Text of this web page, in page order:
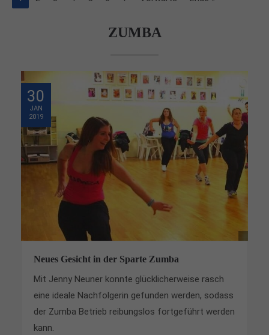
ZUMBA
30
JAN
2019
Neues Gesicht in der Sparte Zumba
Mit Jenny Neuner konnte glücklicherweise rasch
eine ideale Nachfolgerin gefunden werden, sodass
der Zumba Betrieb reibungslos fortgeführt werden
kann.